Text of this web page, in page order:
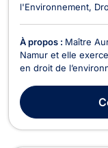
l'Environnement
À propos : Maître
Namur et elle
en droit de
l'environnement,
demandes de